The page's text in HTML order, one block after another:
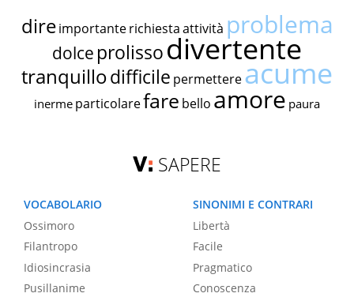
dire importante richiestaattività problema
dolce prolissodivertente
tranquillodifficile permettereacume
inerme particolarefare bello amore paura
SAPERE
VOCABOLARIO
Ossimoro
Filantropo
Idiosincrasia
Pusillanime
SINONIMI E CONTRARI
Libertà
Facile
Pragmatico
Conoscenza